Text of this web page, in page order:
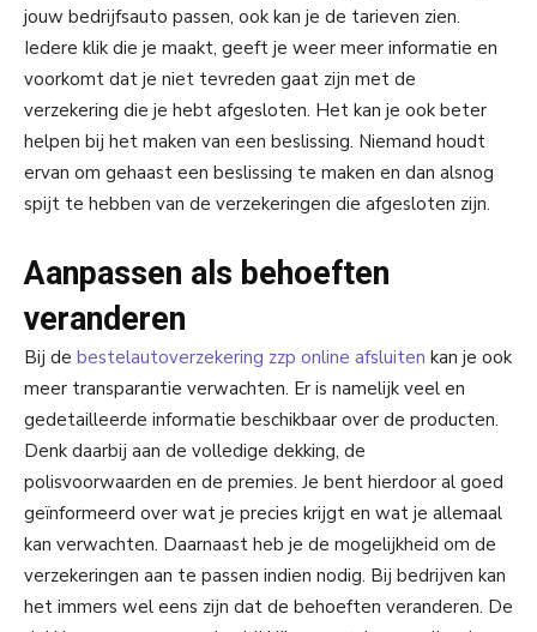
jouw bedrijfsauto passen, ook kan je de tarieven zien.
Iedere klik die je maakt, geeft je weer meer informatie en
voorkomt dat je niet tevreden gaat zijn met de
verzekering die je hebt afgesloten. Het kan je ook beter
helpen bij het maken van een beslissing. Niemand houdt
ervan om gehaast een beslissing te maken en dan alsnog
spijt te hebben van de verzekeringen die afgesloten zijn.
Aanpassen als behoeften
veranderen
Bij de bestelautoverzekering zzp online afsluiten kan je ook
meer transparantie verwachten. Er is namelijk veel en
gedetailleerde informatie beschikbaar over de producten.
Denk daarbij aan de volledige dekking, de
polisvoorwaarden en de premies. Je bent hierdoor al goed
geïnformeerd over wat je precies krijgt en wat je allemaal
kan verwachten. Daarnaast heb je de mogelijkheid om de
verzekeringen aan te passen indien nodig. Bij bedrijven kan
het immers wel eens zijn dat de behoeften veranderen. De